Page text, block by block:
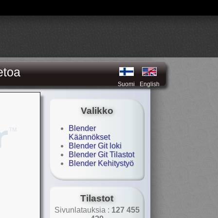
Suomi English
Valikko
Blender
Käännökset
Blender Git loki
Blender Git Tilastot
Blender Kehitystyö
Tilastot
Sivunlatauksia : 127 455